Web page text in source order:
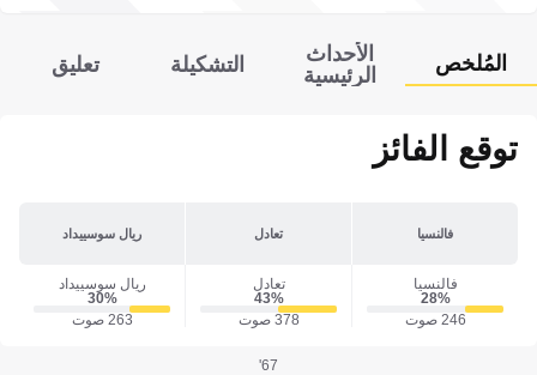
المُلخص
الأحداث
الرئيسية
التشكيلة تعليق
توقع الفائز
فالنسيا تعادل ريال سوسييداد
فالنسيا
28‎%‎
246 صوت
تعادل
43‎%‎
378 صوت
ريال سوسييداد
30‎%‎
263 صوت
67'